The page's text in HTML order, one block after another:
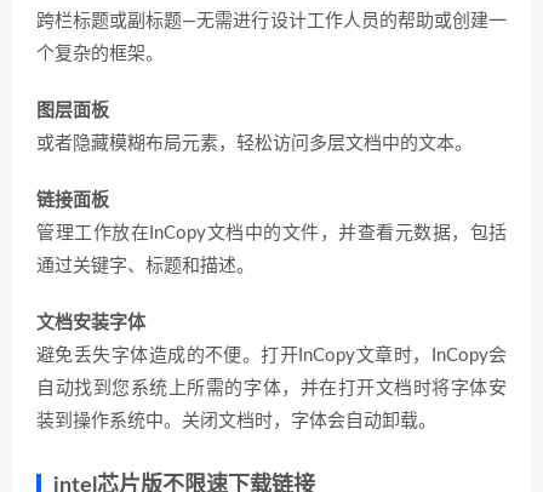
跨栏标题或副标题—无需进行设计工作人员的帮助或创建一
个复杂的框架。
图层面板
或者隐藏模糊布局元素，轻松访问多层文档中的文本。
链接面板
管理工作放在InCopy文档中的文件，并查看元数据，包括
通过关键字、标题和描述。
文档安装字体
避免丢失字体造成的不便。打开InCopy文章时，InCopy会
自动找到您系统上所需的字体，并在打开文档时将字体安
装到操作系统中。关闭文档时，字体会自动卸载。
intel芯片版不限速下载链接